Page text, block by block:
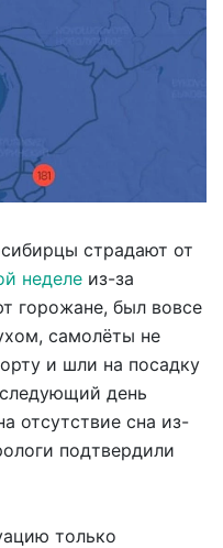
страдают от
неделе из-за
горожане, был вовсе
самолёты не
и шли на посадку
день
отсутствие сна из-
подтвердили
только